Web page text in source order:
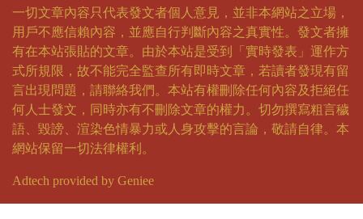
一切文章內容只代表發文者個人意見，並非本網站之立場，
用戶不應信賴內容，並應自行判斷內容之真實性。發文者擁
有在本站張貼的文章。由於本站是受到「實時發表」運作方
式所規限，故不能完全監查所有即時文章，若讀者發現有留
言出現問題，請聯絡我們。本站有權刪除任何內容及拒絕任
何人士發文，同時亦有不刪除文章的權力。切勿撰寫粗言穢
語、毀謗、渲染色情暴力或人身攻擊的言論，敬請自律。本
網站保留一切法律權利。
Adtech provided by Geniee